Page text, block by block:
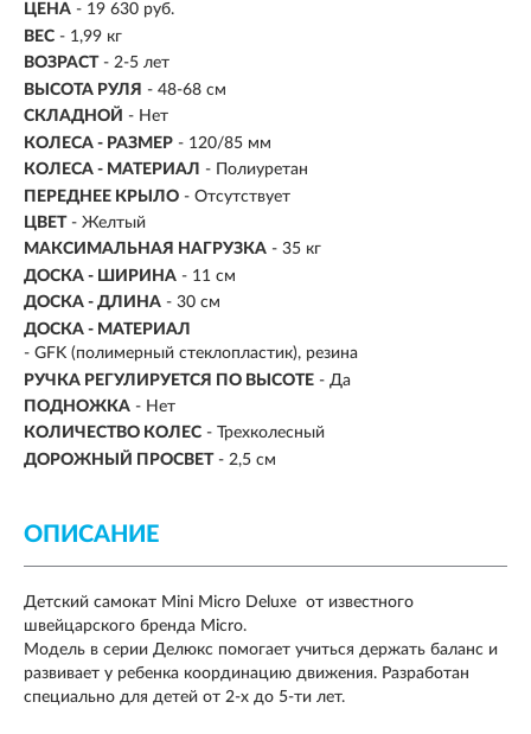
ЦЕНА - 19 630 руб.
ВЕС - 1,99 кг
ВОЗРАСТ - 2-5 лет
ВЫСОТА РУЛЯ - 48-68 см
СКЛАДНОЙ - Нет
КОЛЕСА - РАЗМЕР - 120/85 мм
КОЛЕСА - МАТЕРИАЛ - Полиуретан
ПЕРЕДНЕЕ КРЫЛО - Отсутствует
ЦВЕТ - Желтый
МАКСИМАЛЬНАЯ НАГРУЗКА - 35 кг
ДОСКА - ШИРИНА - 11 см
ДОСКА - ДЛИНА - 30 см
ДОСКА - МАТЕРИАЛ
- GFK (полимерный стеклопластик), резина
РУЧКА РЕГУЛИРУЕТСЯ ПО ВЫСОТЕ - Да
ПОДНОЖКА - Нет
КОЛИЧЕСТВО КОЛЕС - Трехколесный
ДОРОЖНЫЙ ПРОСВЕТ - 2,5 см
ОПИСАНИЕ
Детский самокат Mini Micro Deluxe от известного
швейцарского бренда Micro.
Модель в серии Делюкс помогает учиться держать баланс и
развивает у ребенка координацию движения. Разработан
специально для детей от 2-х до 5-ти лет.